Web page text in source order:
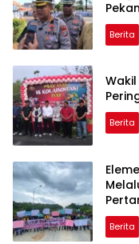
Berita
Wakil Bupati
Berita
Berita